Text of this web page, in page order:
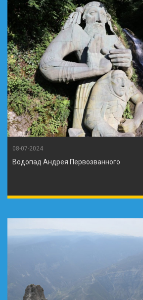
08-07-2024
Водопад Андрея Первозванного